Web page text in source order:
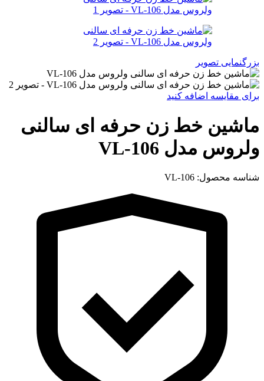
بزرگنمایی تصویر
برای مقایسه اضافه کنید
ماشین خط زن حرفه ای سالنی
ولروس مدل VL-106
شناسه محصول: VL-106